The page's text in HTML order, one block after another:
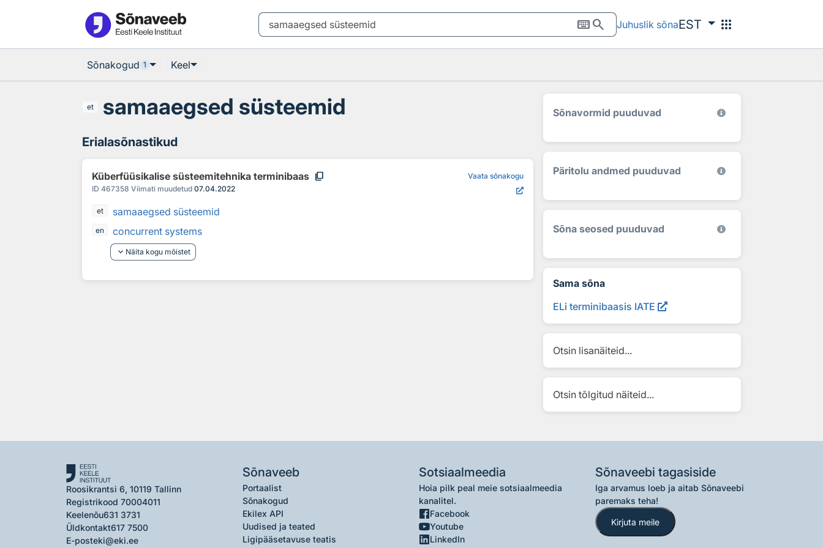
keyboardsearch Juhuslik sõnaEST apps
Sõnakogud 1 Keel
et samaaegsed süsteemid
Erialasõnastikud
Küberfüüsikalise süsteemitehnika terminibaas content_copy
ID 467358 Viimati muudetud 07.04.2022
Vaata sõnakogu
et samaaegsed süsteemid
en
concurrent systems
keyboard_arrow_down Näita kogu mõistet
Sõnavormid puuduvad
Päritolu andmed puuduvad
Sõna seosed puuduvad
Sama sõna
ELi terminibaasis IATE
Otsin lisanäiteid...
Otsin tõlgitud näiteid...
Roosikrantsi 6, 10119 Tallinn
Registrikood 70004011
Keelenõu631 3731
Üldkontakt617 7500
E-posteki@eki.ee
Sõnaveeb
Portaalist
Sõnakogud
Ekilex API
Uudised ja teated
Ligipääsetavuse teatis
Sotsiaalmeedia
Hoia pilk peal meie sotsiaalmeedia
kanalitel.
Facebook
Youtube
LinkedIn
Sõnaveebi tagasiside
Iga arvamus loeb ja aitab Sõnaveebi
paremaks teha!
Kirjuta meile